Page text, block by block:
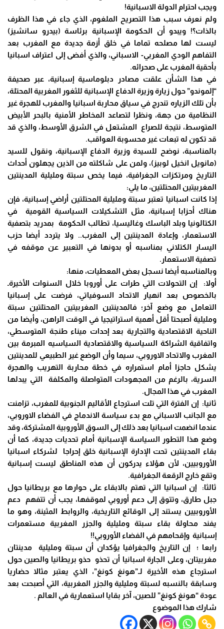
ويجب احترام الدولة الاسبانية!
ولم نعرف سبب هذا التصريح الملغوم، الذي جاء في هذا الظرف
بالذات؟! ويبدو أن الحكومة الإسبانية برئاسة (بيدرو سانشيز)
ليست لها مصلحه تماما في خلق أزمة جديدة مع المغرب بعد
التفاهم الودي المغربي- الاسباني، والذي أفضى إلى اعتراف اسبانيا
بأحقية المغرب على صحرائه.
في هذا الشأن علقت مصادر دبلوماسية إسبانية، عبر صحيفة
“إلموندو” حول زيارة وزيرة الدفاع الإسبانية للثغور المغربية المحتلة،
بأن تلك الزياره تندرج في سياق محاربة اسبانيا والمغرب للهجرة غير
النظامية من جهة، ونظرا لتصاعد المخاطر الأمنية بالبحر الأبيض
المتوسط، نتيجة للصراع المشتعل في الشرق الأوسط، والذي قد
قد تكون له تبعات غير محسوبة العواقب.
بالمناسبة، نوضح للسيدة وزيرة الدفاع الإسبانية، ونقول للسيد
(مانويل انخيل لوبيز)، ولمن على شاكلته من الذين يجهلون أحداث
التاريخ ومرتكزات الجغرافية، فيما يخص سبتة ومليلية المدينتين
المغربيتين المحتلتين، ما يلي:
إذا كانت اسبانيا تعتبر سبتة ومليلية المحتلتين أراضي إسبانية، فإن
هناك أحزابا إسبانية، مثل التشكيلات السياسية القومية في
الكتالونيا وبلد الباسك وغاليسيا، تطالب الحكومة بمدريد بتصفية
الاستعمار، وإعادة المدينتين إلى المغرب.. ولا يتردد أيضا حزب
اليسار الكتلاني بمناسبه أو بدونها في التعبير عن موقفه في
تصفية الاستعمار.
وبالمناسبه أيضا نسجل بعض المعطيات، منها:
أولا: إن التحولات التي طرات على أوروبا خلال السنوات الأخيرةـ
بالخصوص بعد انهيار الاتحاد السوفياتي، فرضت على إسبانيا
التعامل مع وضع آخر؛ فالمدينتين المغربيتين المحتلتين سبتة
ومليلية أصبحتا أقل أهمية استراتيجيا في الوقت الراهن، وأيضا من
الناحية الاقتصادية والتجارية بعد إحدات ميناء طنجة المتوسطي،
واتفاقية الشراكة السياسية والاقتصادية السياسيه المبرمة بين
المغرب والاتحاد الاوروبي، سيما وأن الوضع غير الطبيعي للمدينتين
يشكل حاجزا أمام استمراره في خطة محاربة التهريب والهجرة
السرية، بالرغم من المجهودات المتواصلة والمكلفة التي يبدلها
المغرب في هذا المجال.
ثانيا: إن الفترة التي تلت استرجاع الأقاليم الجنوبية للمغرب، تزامنت
مع الجانب الاسباني مع بدء سياسة الاندماج في الفضاء الاوروبي،
عندما انضمت اسبانيا بعد ذلك إلى السوق الأوروبية المشتركة، وقد
وضع هذا التطور السياسة الإسبانية أمام تحديات جديدة، كما أن
بقاء المدينتين تحت الإدارة الإسبانية خلق إحراجا لشركاء اسبانيا
الأوروبيين، لأن هؤلاء يدركون أن هذه المناطق ليست إسبانية
وتقع خارج الرقعة الجغرافية.
ثالثا: إن اسبانيا التي تهتم بالابقاء على حوارها مع بريطانيا حول
جبل طارق، وتتوق إلى دعم أوروبي لموقفها، يجب أن تتفهم دعم
الأوروبيين يستند إلى الوقائع التاريخية، والروابط المثينة، وهو ما
يفند محاولة بقاء سبتة ومليلية والجزر المغربية مستعمرات
إسبانية وإقحامهم في الفضاء الأوروبي!!
رابعا ؛ إن التاريخ والجغرافيا يؤكدان أن سبتة ومليلية مدينتان
مغربيتان، وعلى الجارة اسبانيا أن تحذو حذو بريطانيا والصين حول
استرجاع هذه الأخيرة لـ”هونغ كونغ”، الذي يعتبر مثالا حضاريا
وسابقة بالنسبه لسبتة ومليلية والجزر المغربية، التي أصبحت بعد
عودة “هونغ كونغ” للصين، آخر بقايا استعمارية في العالم .
شارك هذا الموضوع